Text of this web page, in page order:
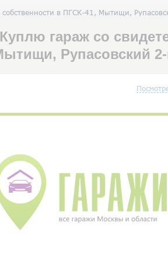
собственности в ПГСК-41, Мытищи,
Куплю гараж со
Рупасовский